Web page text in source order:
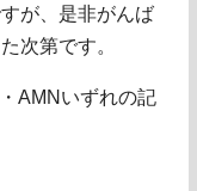
が、是非がんば
次第です。
AMNいずれの記